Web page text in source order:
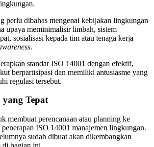
perlu dibahas mengenai kebijakan lingkungan
upaya meminimalisir limbah, sistem
sosialisasi kepada tim atau tenaga kerja
.
standar ISO 14001 dengan efektif,
berpartisipasi dan memiliki antusiasme yang
regulasi tersebut.
yang Tepat
membuat perencanaan atau planning ke
ISO 14001 manajemen lingkungan.
sudah dibuat akan dikembangkan
bagian ini.